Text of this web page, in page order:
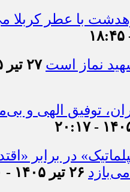
با عطر کربلا
نماز است
توفیق الهی و
در برابر
۲۶ تیر ۱۴۰۵ - ۱۹:۵۰